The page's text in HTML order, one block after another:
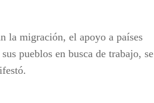
la migración, el apoyo a países
pueblos en busca de trabajo, se